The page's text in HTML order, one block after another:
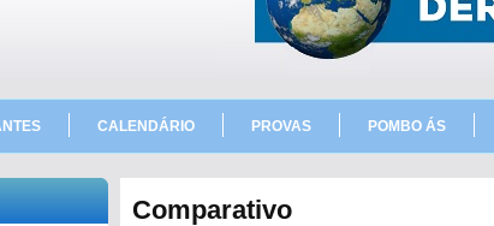
CALENDÁRIO PROVAS POMBO ÁS
Comparativo